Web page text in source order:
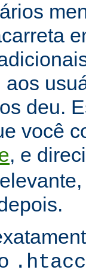
deu.
você
, e